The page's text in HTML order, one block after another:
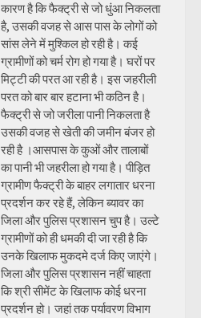
कारण है कि फैक्ट्री से जो धुंआ निकलता
है, उसकी वजह से आस पास के लोगों को
सांस लेने में मुश्किल हो रही है। कई
ग्रामीणों को चर्म रोग हो गया है। घरों पर
मिट्टी की परत आ रही है। इस जहरीली
परत को बार बार हटाना भी कठिन है।
फैक्ट्री से जो जरीला पानी निकलता है
उसकी वजह से खेती की जमीन बंजर हो
रही है ।आसपास के कुओं और तालाबों
का पानी भी जहरीला हो गया है। पीड़ित
ग्रामीण फैक्ट्री के बाहर लगातार धरना
प्रदर्शन कर रहे हैं, लेकिन ब्यावर का
जिला और पुलिस प्रशासन चुप है। उल्टे
ग्रामीणों को ही धमकी दी जा रही है कि
उनके खिलाफ मुकदमे दर्ज किए जाएंगे।
जिला और पुलिस प्रशासन नहीं चाहता
कि श्री सीमेंट के खिलाफ कोई धरना
प्रदर्शन हो। जहां तक पर्यावरण विभाग